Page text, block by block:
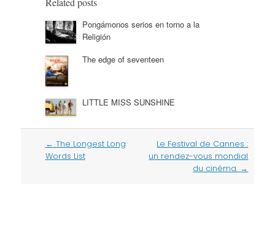
Pongámonos serios en torno a la
Religión
The edge of seventeen
LITTLE MISS SUNSHINE
Post
navigation
← The Longest Long
Words List
Le Festival de Cannes :
un rendez-vous mondial
du cinéma. →